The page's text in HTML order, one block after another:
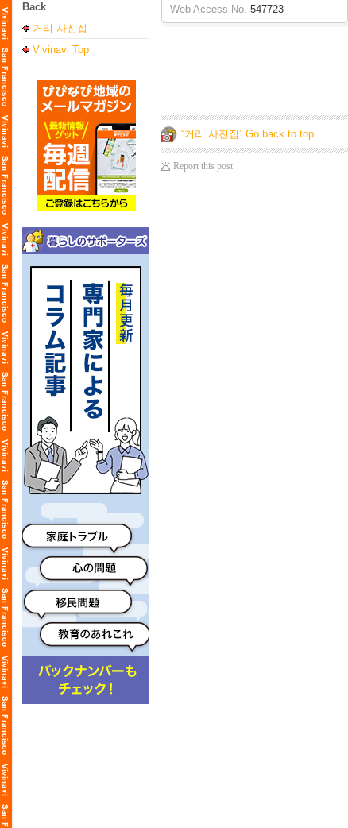
Back
거리 사진집
Vivinavi Top
Web Access No. 547723
“거리 사진집” Go back to top
Report this post